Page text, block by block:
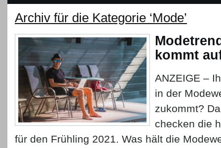
Archiv für die Kategorie ‘Mode’
kommt
ANZEIGE –
in der
zukommt?
checken die
für den Frühling 2021. Was hält die